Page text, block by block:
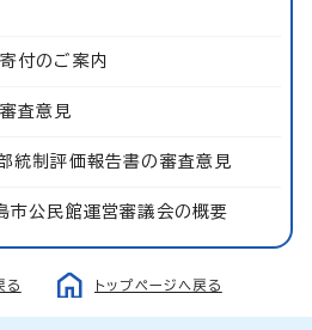
付のご案内
査意見
統制評価報告書の審査意見
公民館運営審議会の概要
る トップページへ戻る